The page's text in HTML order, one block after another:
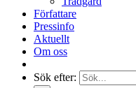
Författare
Pressinfo
Aktuellt
Om oss
Sök efter: